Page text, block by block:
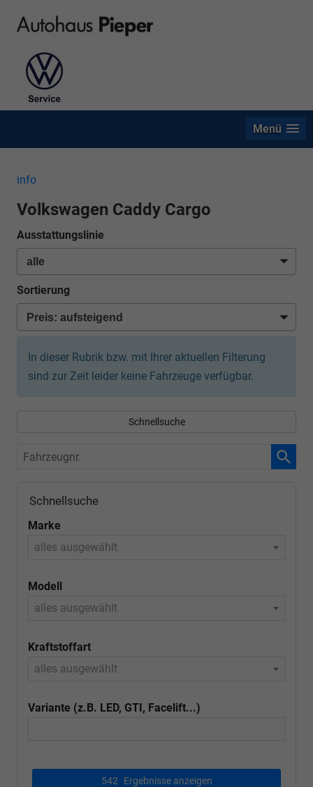
Menü
info
Volkswagen Caddy Cargo
Ausstattungslinie
Sortierung
In dieser Rubrik bzw. mit Ihrer aktuellen Filterung
sind zur Zeit leider keine Fahrzeuge verfügbar.
Schnellsuche
Fahrzeugnr.
Schnellsuche
Marke
alles ausgewählt
Modell
alles ausgewählt
Kraftstoffart
alles ausgewählt
Variante (z.B. LED, GTI, Facelift...)
542 Ergebnisse anzeigen